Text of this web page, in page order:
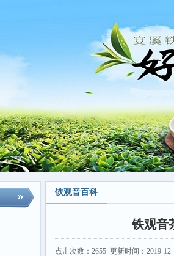
铁观音百科
铁观音
点击次数： 2655 更新时间：2019-